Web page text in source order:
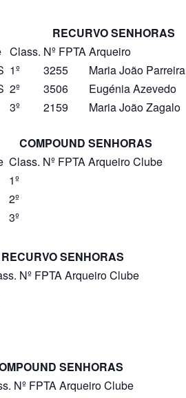
RECURVO SENHORAS
Class. Nº FPTAArqueiro
1º 3255 Maria João Parreira
2º 3506 Eugénia Azevedo
3º 2159 Maria João Zagalo
COMPOUND SENHORAS
Class. Nº FPTAArqueiroClube
1º
2º
3º
RECURVO SENHORAS
Nº FPTAArqueiroClube
SENHORAS
Nº FPTAArqueiroClube